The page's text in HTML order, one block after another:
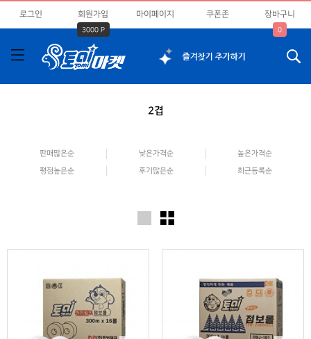
로그인 회원가입
3000 P
마이페이지 쿠폰존 장바구니
0
2겹
판매많은순 낮은가격순 높은가격순
평점높은순 후기많은순 최근등록순